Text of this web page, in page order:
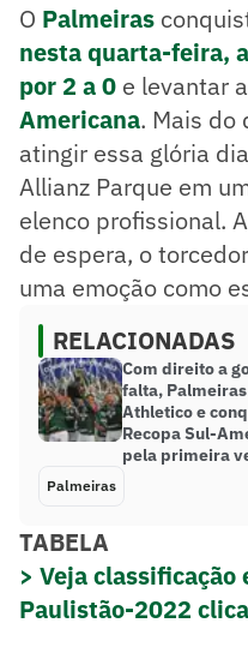
O Palmeiras
nesta quarta-feira,
por 2 a 0 e levantar
Americana. Mais do
atingir essa glória
Allianz Parque em
elenco profissional.
de espera, o
uma emoção como
RELACIONADAS
Com direito a
falta,
Athletico e
Recopa Sul-
pela primeira
Palmeiras
TABELA
> Veja
Paulistão-2022